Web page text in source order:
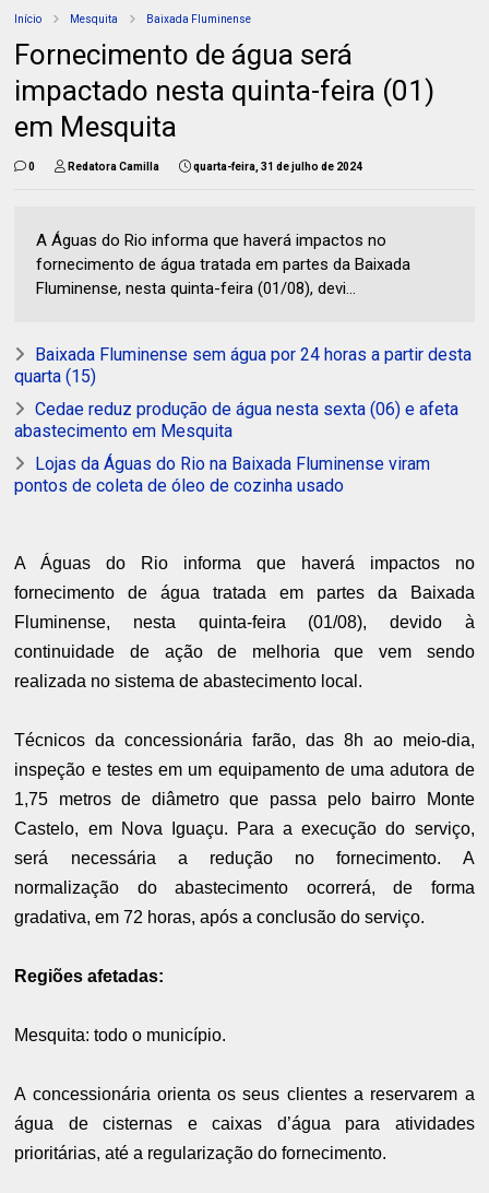
Início Mesquita Baixada Fluminense
Fornecimento de água será
impactado nesta quinta-feira (01)
em Mesquita
0 Redatora Camilla quarta-feira, 31 de julho de 2024
A Águas do Rio informa que haverá impactos no
fornecimento de água tratada em partes da Baixada
Fluminense, nesta quinta-feira (01/08), devi...
Baixada Fluminense sem água por 24 horas a partir desta
quarta (15)
Cedae reduz produção de água nesta sexta (06) e afeta
abastecimento em Mesquita
Lojas da Águas do Rio na Baixada Fluminense viram
pontos de coleta de óleo de cozinha usado
A Águas do Rio informa que haverá impactos no
fornecimento de água tratada em partes da Baixada
Fluminense, nesta quinta-feira (01/08), devido à
continuidade de ação de melhoria que vem sendo
realizada no sistema de abastecimento local.
Técnicos da concessionária farão, das 8h ao meio-dia,
inspeção e testes em um equipamento de uma adutora de
1,75 metros de diâmetro que passa pelo bairro Monte
Castelo, em Nova Iguaçu. Para a execução do serviço,
será necessária a redução no fornecimento. A
normalização do abastecimento ocorrerá, de forma
gradativa, em 72 horas, após a conclusão do serviço.
Regiões afetadas:
Mesquita: todo o município.
A concessionária orienta os seus clientes a reservarem a
água de cisternas e caixas d’água para atividades
prioritárias, até a regularização do fornecimento.